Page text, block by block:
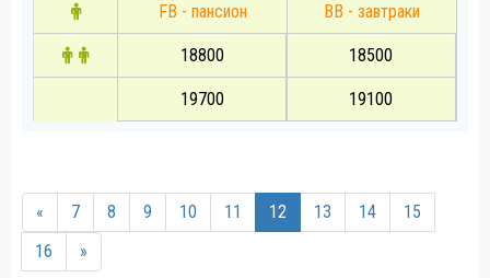
FB - пансион BB - завтраки
18800 18500
19700 19100
« 7 8 9 10 11 12 13 14
15
16
»